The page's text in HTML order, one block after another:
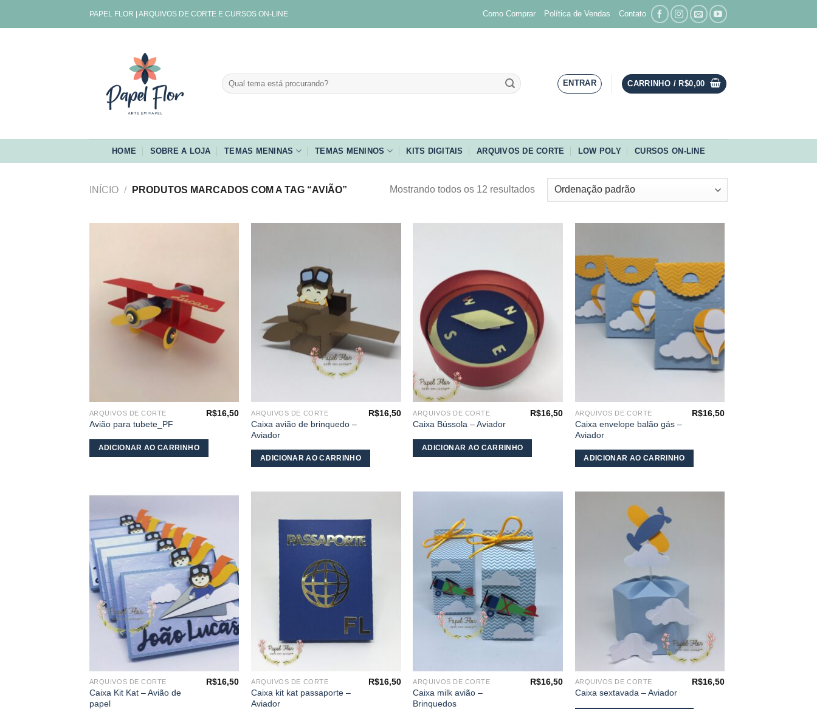
PAPEL FLOR | ARQUIVOS DE CORTE E CURSOS ON-LINE Como Comprar Política de Vendas Contato
Pesquisar
por:
ENTRAR CARRINHO /R$0,00
HOME SOBRE A LOJA TEMAS MENINAS TEMAS MENINOS KITS DIGITAIS ARQUIVOS DE CORTE LOW POLY CURSOS ON-LINE
INÍCIO / PRODUTOS MARCADOS COM A TAG “AVIÃO” Mostrando todos os 12 resultados
ARQUIVOS DE CORTE
Avião para tubete_PF
R$16,50
ADICIONAR AO CARRINHO
ARQUIVOS DE CORTE
Caixa avião de brinquedo –
Aviador
R$16,50
ADICIONAR AO CARRINHO
desejos
ARQUIVOS DE CORTE
Caixa Bússola – Aviador
R$16,50
ADICIONAR AO CARRINHO
aos
meus
desejos
ARQUIVOS DE CORTE
Caixa envelope balão gás –
Aviador
R$16,50
ADICIONAR AO CARRINHO
meus
desejos
ARQUIVOS DE CORTE
Caixa Kit Kat – Avião de
papel
R$16,50
Adicionar
desejos
ARQUIVOS DE CORTE
Caixa kit kat passaporte –
Aviador
R$16,50
Adicionar
aos
meus
desejos
ARQUIVOS DE CORTE
Caixa milk avião –
Brinquedos
R$16,50 ARQUIVOS DE CORTE
Caixa sextavada – Aviador
R$16,50